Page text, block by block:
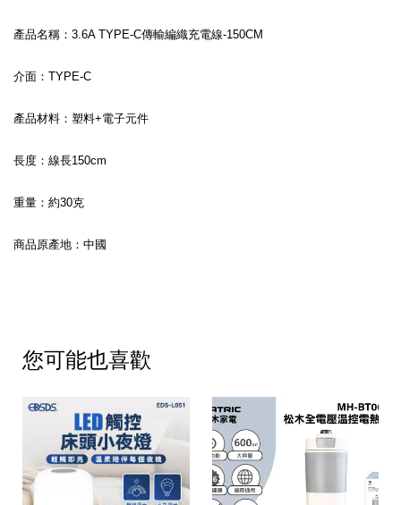
產品名稱：3.6A TYPE-C傳輸編織充電線-150CM
介面：TYPE-C
產品材料：塑料+電子元件
長度：線長150cm
重量：約30克
商品原產地：中國
您可能也喜歡